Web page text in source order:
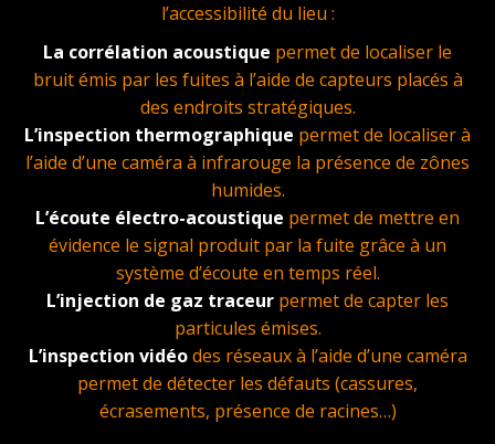
l’accessibilité du lieu :
La corrélation acoustique permet de localiser le
bruit émis par les fuites à l’aide de capteurs placés à
des endroits stratégiques.
L’inspection thermographique permet de localiser à
l’aide d’une caméra à infrarouge la présence de zônes
humides.
L’écoute électro-acoustique permet de mettre en
évidence le signal produit par la fuite grâce à un
système d’écoute en temps réel.
L’injection de gaz traceur permet de capter les
particules émises.
L’inspection vidéodes réseaux à l’aide d’une caméra
permet de détecter les défauts (cassures,
écrasements, présence de racines…)